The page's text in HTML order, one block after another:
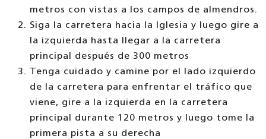
metros con vistas a los campos de almendros.
Siga la carretera hacia la Iglesia y luego gire a
la izquierda hasta llegar a la carretera
principal después de 300 metros
Tenga cuidado y camine por el lado izquierdo
de la carretera para enfrentar el tráfico que
viene, gire a la izquierda en la carretera
principal durante 120 metros y luego tome la
primera pista a su derecha